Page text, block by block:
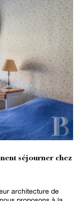
séjourner chez
architecture de